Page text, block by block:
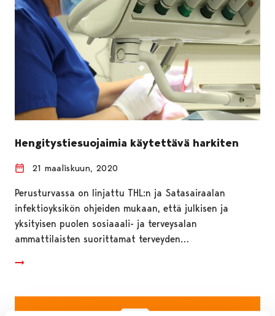
Hengitystiesuojaimia käytettävä harkiten
21 maaliskuun, 2020
Perusturvassa on linjattu THL:n ja Satasairaalan
infektioyksikön ohjeiden mukaan, että julkisen ja
yksityisen puolen sosiaaali- ja terveysalan
ammattilaisten suorittamat terveyden…